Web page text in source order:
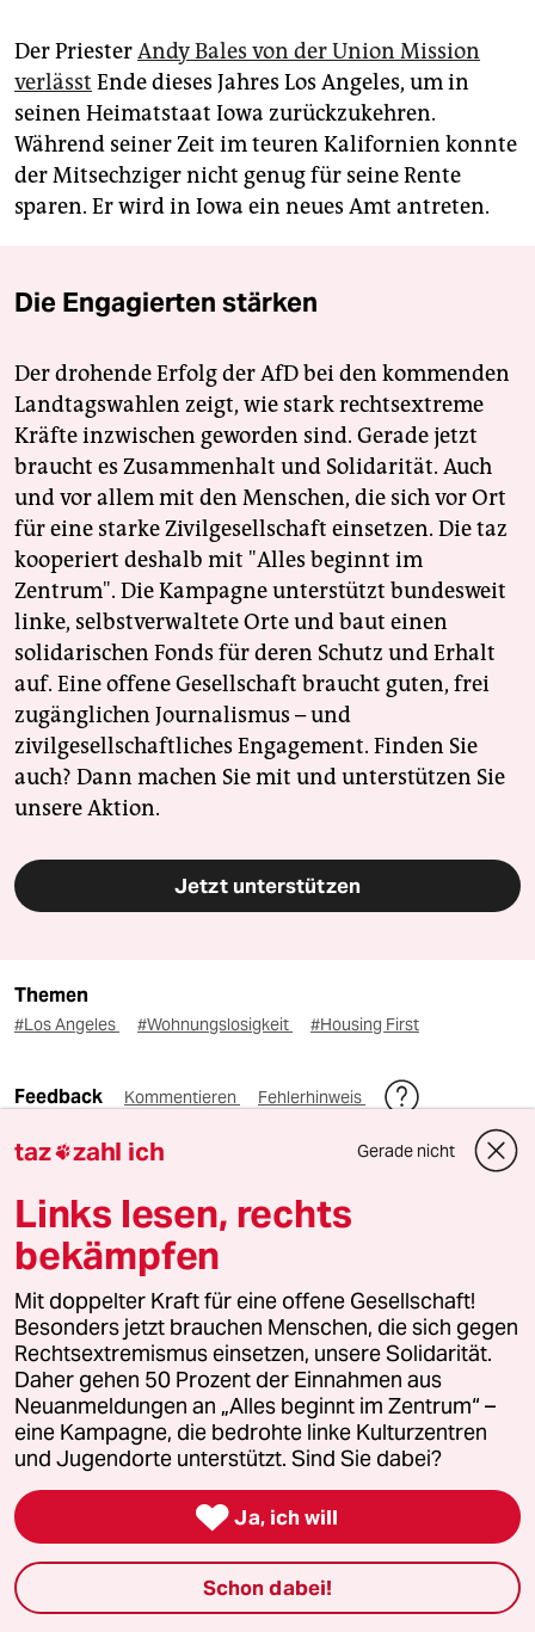
Der PriesterAndy Bales von der Union Mission
verlässt Ende dieses Jahres Los Angeles, um in
seinen Heimatstaat Iowa zurückzukehren.
Während seiner Zeit im teuren Kalifornien konnte
der Mitsechziger nicht genug für seine Rente
sparen. Er wird in Iowa ein neues Amt antreten.
Die Engagierten stärken
Der drohende Erfolg der AfD bei den kommenden
Landtagswahlen zeigt, wie stark rechtsextreme
Kräfte inzwischen geworden sind. Gerade jetzt
braucht es Zusammenhalt und Solidarität. Auch
und vor allem mit den Menschen, die sich vor Ort
für eine starke Zivilgesellschaft einsetzen. Die taz
kooperiert deshalb mit "Alles beginnt im
Zentrum". Die Kampagne unterstützt bundesweit
linke, selbstverwaltete Orte und baut einen
solidarischen Fonds für deren Schutz und Erhalt
auf. Eine offene Gesellschaft braucht guten, frei
zugänglichen Journalismus – und
zivilgesellschaftliches Engagement. Finden Sie
auch? Dann machen Sie mit und unterstützen Sie
unsere Aktion.
Jetzt unterstützen
Themen
#Los Angeles #Wohnungslosigkeit #Housing First
Feedback Kommentieren Fehlerhinweis
Diesen Artikel teilen
Mehr zum Thema
taz zahl ich Gerade nicht
Links lesen, rechts
bekämpfen
Mit doppelter Kraft für eine offene Gesellschaft!
Besonders jetzt brauchen Menschen, die sich gegen
Rechtsextremismus einsetzen, unsere Solidarität.
Daher gehen 50 Prozent der Einnahmen aus
Neuanmeldungen an „Alles beginnt im Zentrum“ –
eine Kampagne, die bedrohte linke Kulturzentren
und Jugendorte unterstützt. Sind Sie dabei?
 Ja, ich will
Schon dabei!